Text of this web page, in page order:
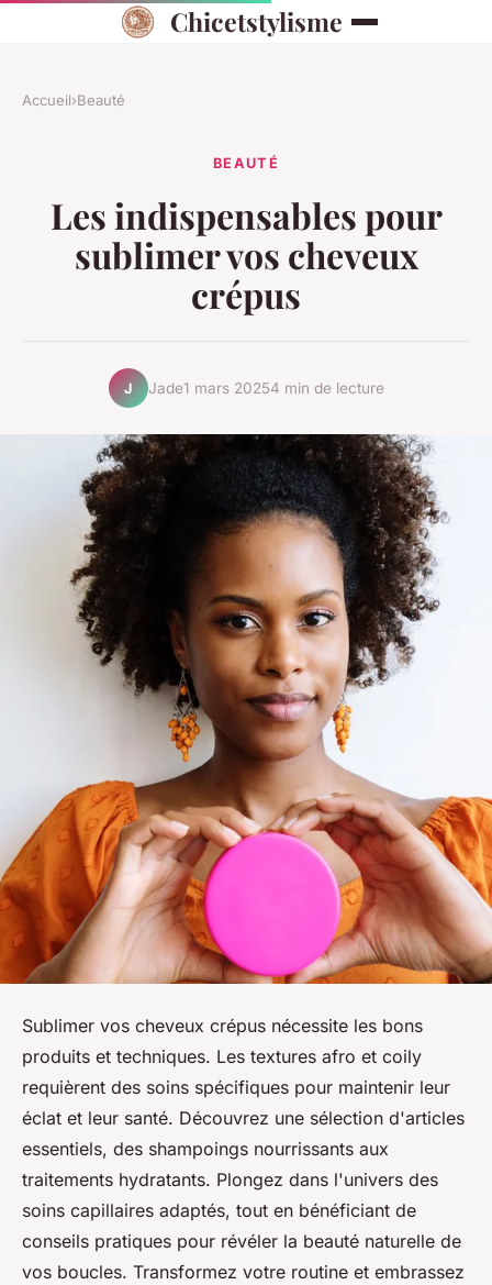
Chicetstylisme
Accueil›Beauté
BEAUTÉ
Les indispensables pour
sublimer vos cheveux
crépus
J Jade1 mars 20254 min de lecture
Sublimer vos cheveux crépus nécessite les bons
produits et techniques. Les textures afro et coily
requièrent des soins spécifiques pour maintenir leur
éclat et leur santé. Découvrez une sélection d'articles
essentiels, des shampoings nourrissants aux
traitements hydratants. Plongez dans l'univers des
soins capillaires adaptés, tout en bénéficiant de
conseils pratiques pour révéler la beauté naturelle de
vos boucles. Transformez votre routine et embrassez